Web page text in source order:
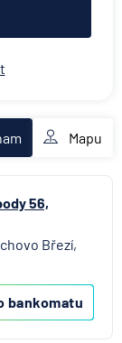
Mapu
56,
Březí,
bankomatu